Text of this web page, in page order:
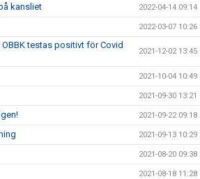
kansliet 2022-04-14 09:14
2022-03-07 10:26
testas positivt för Covid
2021-12-02 13:45
2021-10-04 10:49
2021-09-30 13:21
2021-09-22 09:18
2021-09-13 10:29
2021-08-20 09:38
2021-08-18 11:28